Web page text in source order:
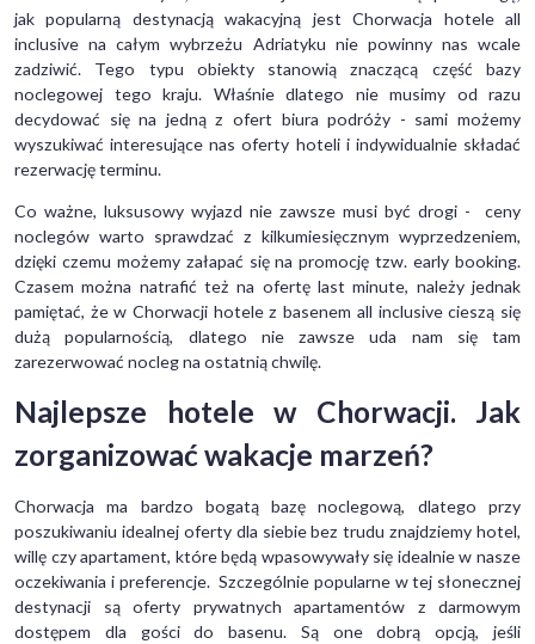
jak popularną destynacją wakacyjną jest Chorwacja hotele all
inclusive na całym wybrzeżu Adriatyku nie powinny nas wcale
zadziwić. Tego typu obiekty stanowią znaczącą część bazy
noclegowej tego kraju. Właśnie dlatego nie musimy od razu
decydować się na jedną z ofert biura podróży - sami możemy
wyszukiwać interesujące nas oferty hoteli i indywidualnie składać
rezerwację terminu.
Co ważne, luksusowy wyjazd nie zawsze musi być drogi - ceny
noclegów warto sprawdzać z kilkumiesięcznym wyprzedzeniem,
dzięki czemu możemy załapać się na promocję tzw. early booking.
Czasem można natrafić też na ofertę last minute, należy jednak
pamiętać, że w Chorwacji hotele z basenem all inclusive cieszą się
dużą popularnością, dlatego nie zawsze uda nam się tam
zarezerwować nocleg na ostatnią chwilę.
Najlepsze hotele w Chorwacji. Jak
zorganizować wakacje marzeń?
Chorwacja ma bardzo bogatą bazę noclegową, dlatego przy
poszukiwaniu idealnej oferty dla siebie bez trudu znajdziemy hotel,
willę czy apartament, które będą wpasowywały się idealnie w nasze
oczekiwania i preferencje. Szczególnie popularne w tej słonecznej
destynacji są oferty prywatnych apartamentów z darmowym
dostępem dla gości do basenu. Są one dobrą opcją, jeśli